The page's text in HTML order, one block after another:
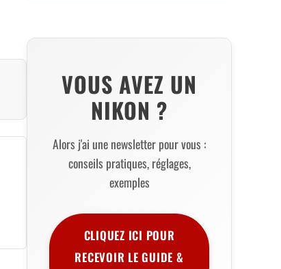
VOUS AVEZ UN
NIKON ?
Alors j'ai une newsletter pour vous :
conseils pratiques, réglages,
exemples
CLIQUEZ ICI POUR
RECEVOIR LE GUIDE &